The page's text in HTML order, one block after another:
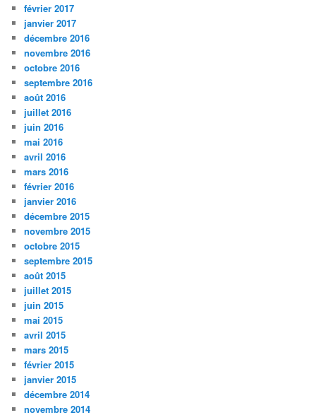
février 2017
janvier 2017
décembre 2016
novembre 2016
octobre 2016
septembre 2016
août 2016
juillet 2016
juin 2016
mai 2016
avril 2016
mars 2016
février 2016
janvier 2016
décembre 2015
novembre 2015
octobre 2015
septembre 2015
août 2015
juillet 2015
juin 2015
mai 2015
avril 2015
mars 2015
février 2015
janvier 2015
décembre 2014
novembre 2014